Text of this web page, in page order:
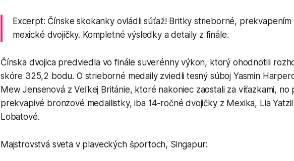
Excerpt: Čínske skokanky ovládli súťaž! Britky strieborné,
mexické dvojičky. Kompletné výsledky a detaily z finále.
Čínska dvojica predviedla vo finále suverénny výkon, ktorý ohodnotili
skóre 325,2 bodu. O strieborné medaily zviedli tesný súboj Yasmin
Mew Jensenová z Veľkej Británie, ktoré nakoniec zaostali za víťazkami, no
prekvapivé bronzové medailistky, iba 14-ročné dvojičky z Mexika, Lia
Lobatové.
Majstrovstvá sveta v plaveckých športoch, Singapur: